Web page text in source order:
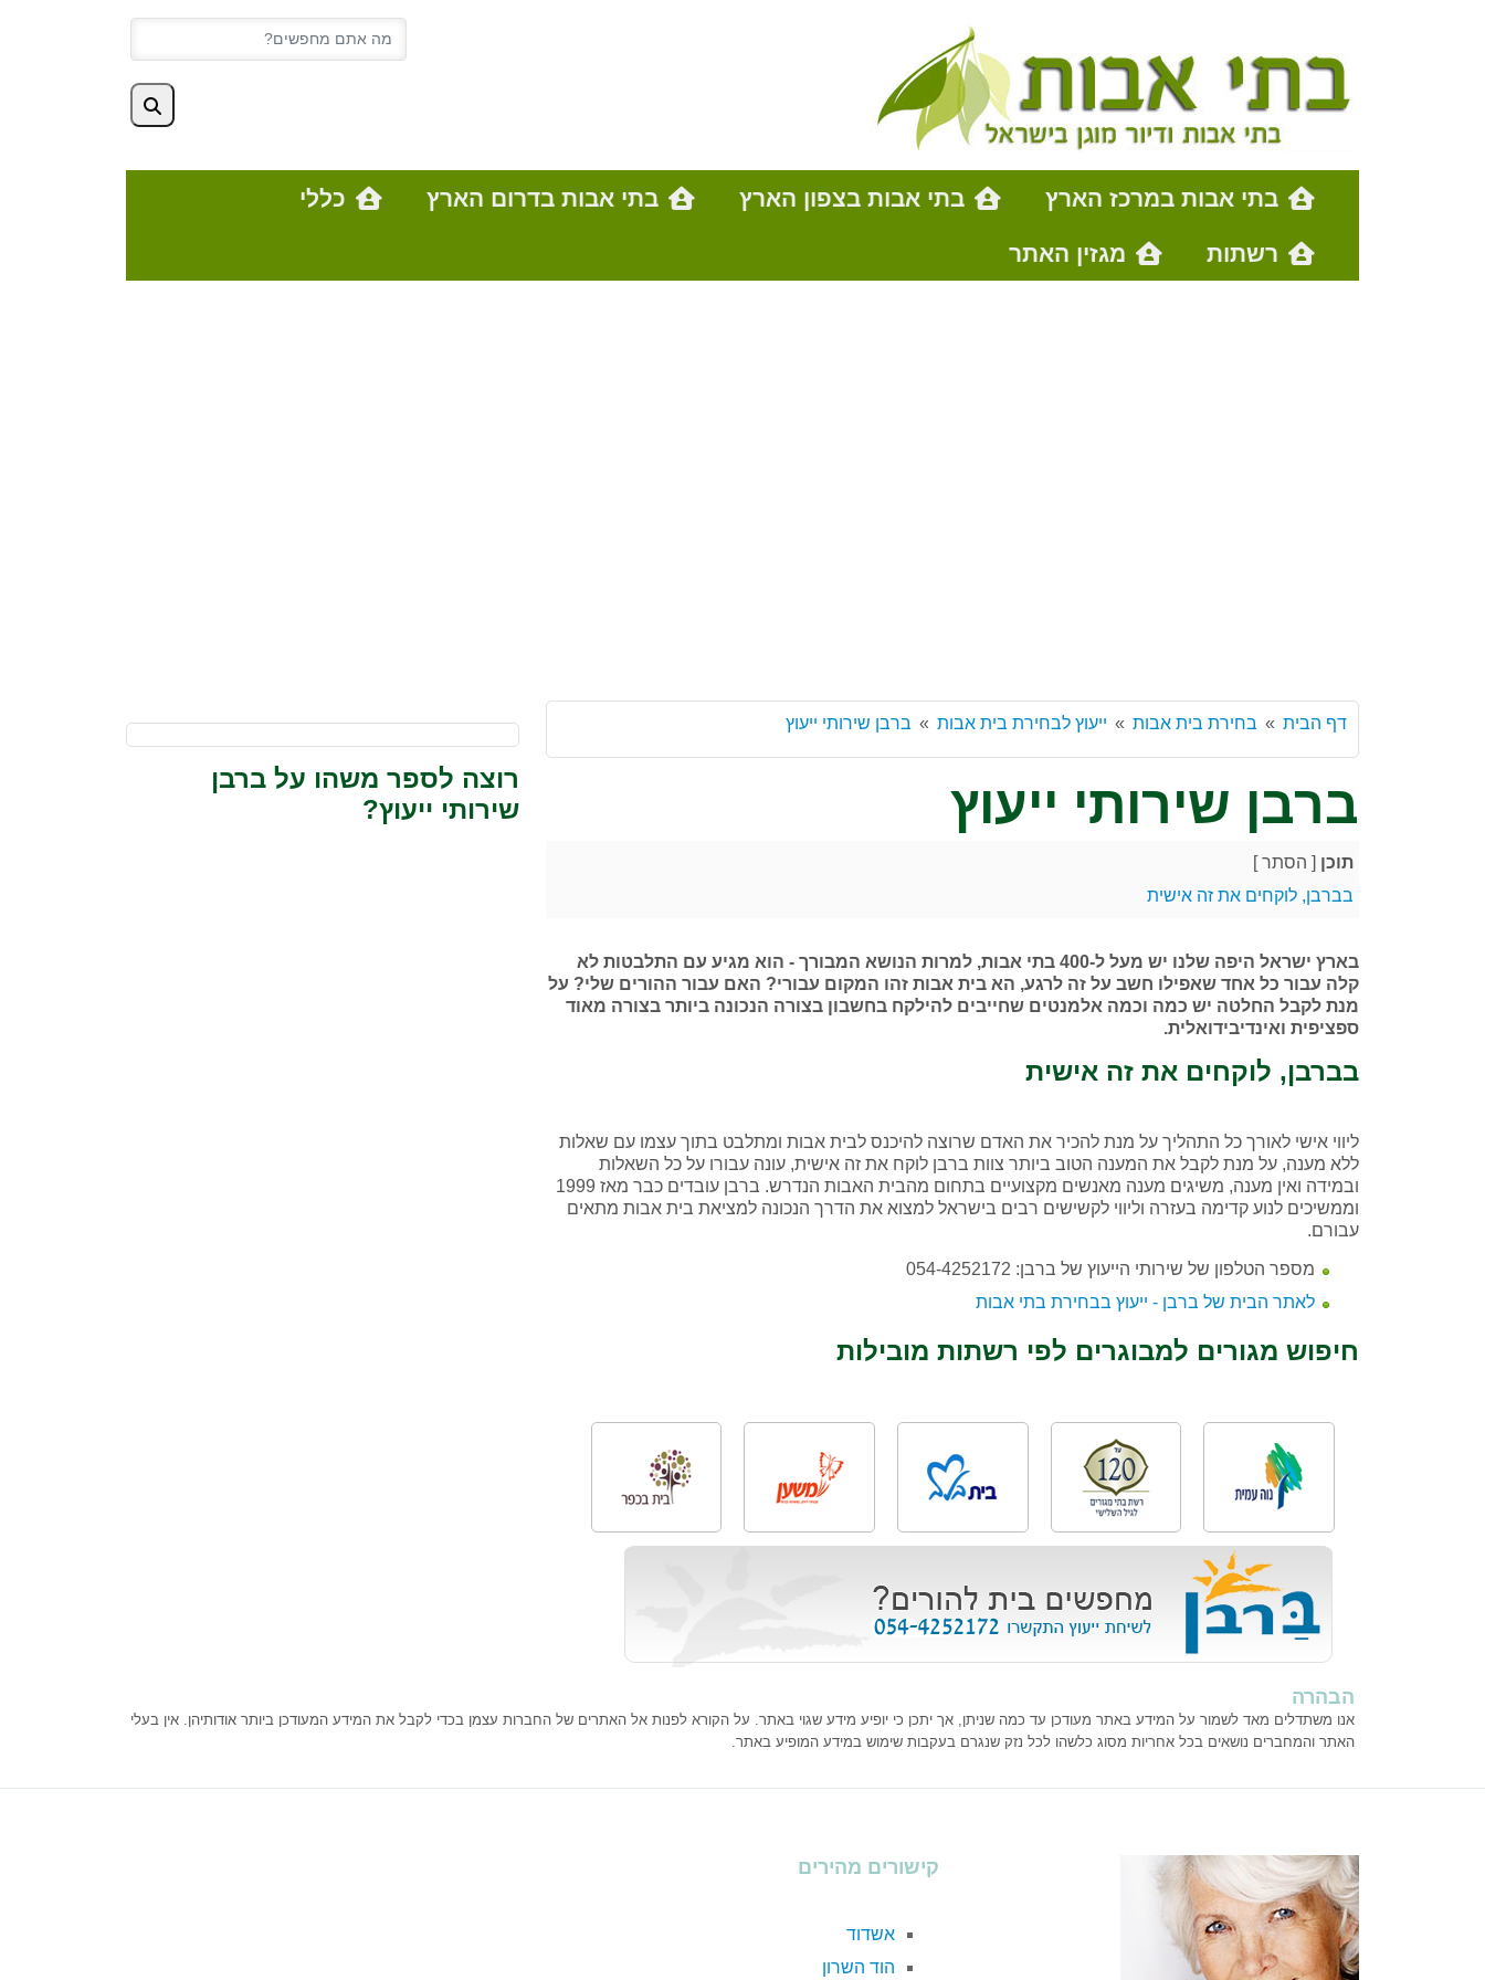
בתי אבות במרכז הארץ בתי אבות בצפון הארץ בתי אבות בדרום הארץ
כללי
רשתות
מגזין האתר
דף הבית בחירת בית אבות ייעוץ לבחירת בית אבות ברבן שירותי ייעוץ
ברבן שירותי ייעוץ
תוכן [ הסתר]
בברבן, לוקחים את זה אישית
בארץ ישראל היפה שלנו יש מעל ל-400 בתי אבות, למרות הנושא המבורך - הוא מגיע עם התלבטות לא
קלה עבור כל אחד שאפילו חשב על זה לרגע, הא בית אבות זהו המקום עבורי? האם עבור ההורים שלי? על
מנת לקבל החלטה יש כמה וכמה אלמנטים שחייבים להילקח בחשבון בצורה הנכונה ביותר בצורה מאוד
ספציפית ואינדיבידואלית.
בברבן, לוקחים את זה אישית
ליווי אישי לאורך כל התהליך על מנת להכיר את האדם שרוצה להיכנס לבית אבות ומתלבט בתוך עצמו עם שאלות
ללא מענה, על מנת לקבל את המענה הטוב ביותר צוות ברבן לוקח את זה אישית, עונה עבורו על כל השאלות
ובמידה ואין מענה, משיגים מענה מאנשים מקצועיים בתחום מהבית האבות הנדרש. ברבן עובדים כבר מאז 1999
וממשיכים לנוע קדימה בעזרה וליווי לקשישים רבים בישראל למצוא את הדרך הנכונה למציאת בית אבות מתאים
עבורם.
מספר הטלפון של שירותי הייעוץ של ברבן: 054-4252172
לאתר הבית של ברבן - ייעוץ בבחירת בתי אבות
חיפוש מגורים למבוגרים לפי רשתות מובילות
רוצה לספר משהו על ברבן
שירותי ייעוץ?
הבהרה
אנו משתדלים מאד לשמור על המידע באתר מעודכן עד כמה שניתן, אך יתכן כי יופיע מידע שגוי באתר. על הקורא לפנות אל האתרים של החברות עצמן בכדי לקבל את המידע המעודכן ביותר אודותיהן. אין בעלי
האתר והמחברים נושאים בכל אחריות מסוג כלשהו לכל נזק שנגרם בעקבות שימוש במידע המופיע באתר.
קישורים מהירים
אשדוד
הוד השרון